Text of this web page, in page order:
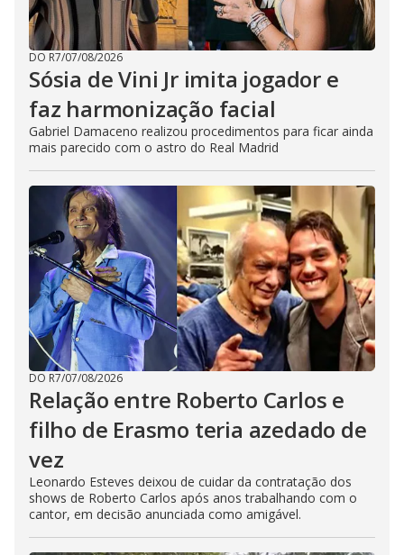
DO R7/07/08/2026
Sósia de Vini Jr imita jogador e
faz harmonização facial
Gabriel Damaceno realizou procedimentos para ficar ainda
mais parecido com o astro do Real Madrid
DO R7/07/08/2026
Relação entre Roberto Carlos e
filho de Erasmo teria azedado de
vez
Leonardo Esteves deixou de cuidar da contratação dos
shows de Roberto Carlos após anos trabalhando com o
cantor, em decisão anunciada como amigável.